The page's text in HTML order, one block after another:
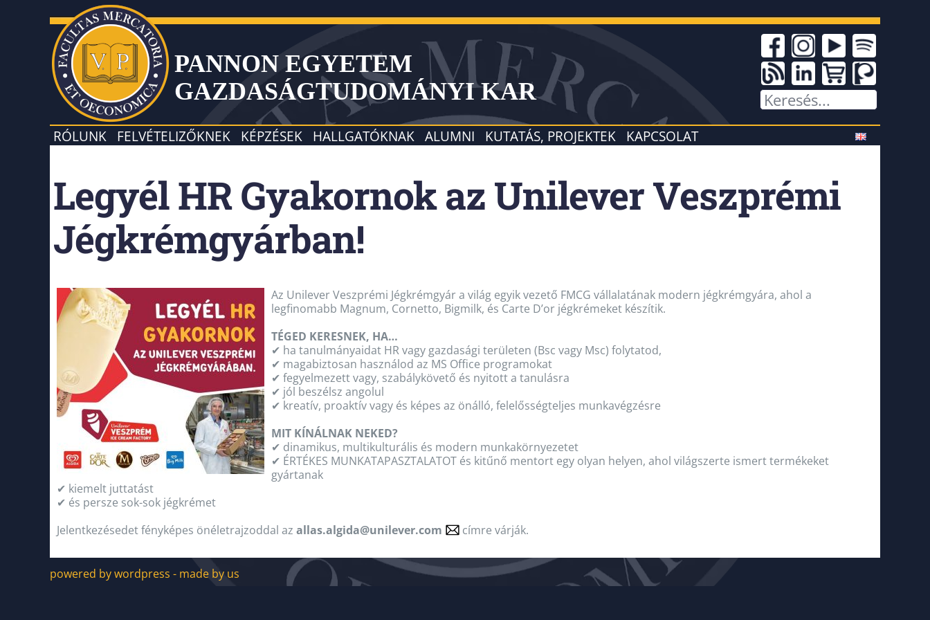
PANNON EGYETEM
GAZDASÁGTUDOMÁNYI KAR
RÓLUNK FELVÉTELIZŐKNEK KÉPZÉSEK HALLGATÓKNAK ALUMNI KUTATÁS, PROJEKTEK KAPCSOLAT
Legyél HR Gyakornok az Unilever Veszprémi
Jégkrémgyárban!
Az Unilever Veszprémi Jégkrémgyár a világ egyik vezető FMCG vállalatának modern jégkrémgyára, ahol a
legfinomabb Magnum, Cornetto, Bigmilk, és Carte D’or jégkrémeket készítik.
TÉGED KERESNEK, HA…
✔ ha tanulmányaidat HR vagy gazdasági területen (Bsc vagy Msc) folytatod,
✔ magabiztosan használod az MS Office programokat
✔ fegyelmezett vagy, szabálykövető és nyitott a tanulásra
✔ jól beszélsz angolul
✔ kreatív, proaktív vagy és képes az önálló, felelősségteljes munkavégzésre
MIT KÍNÁLNAK NEKED?
✔ dinamikus, multikulturális és modern munkakörnyezetet
✔ ÉRTÉKES MUNKATAPASZTALATOT és kitűnő mentort egy olyan helyen, ahol világszerte ismert termékeket
gyártanak
✔ kiemelt juttatást
✔ és persze sok-sok jégkrémet
Jelentkezésedet fényképes önéletrajzoddal az allas.algida@unilever.com címre várják.
powered by wordpress - made by us